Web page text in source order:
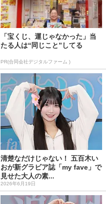
「宝くじ、運じゃなかった」当
たる人は“同じこと”してる
PR(合同会社デジタルファーム )
清楚なだけじゃない！ 五百木い
おが新グラビア誌「my fave」で
見せた大人の素...
2026年6月19日